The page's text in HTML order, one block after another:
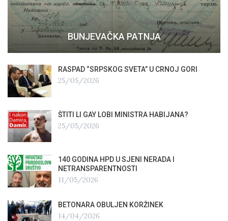
BUNJEVAČKA PATNJA
RASPAD “SRPSKOG SVETA” U CRNOJ GORI
25/05/2026
ŠTITI LI GAY LOBI MINISTRA HABIJANA?
25/05/2026
140 GODINA HPD U SJENI NERADA I
NETRANSPARENTNOSTI
11/05/2026
BETONARA OBULJEN KORŽINEK
14/04/2026